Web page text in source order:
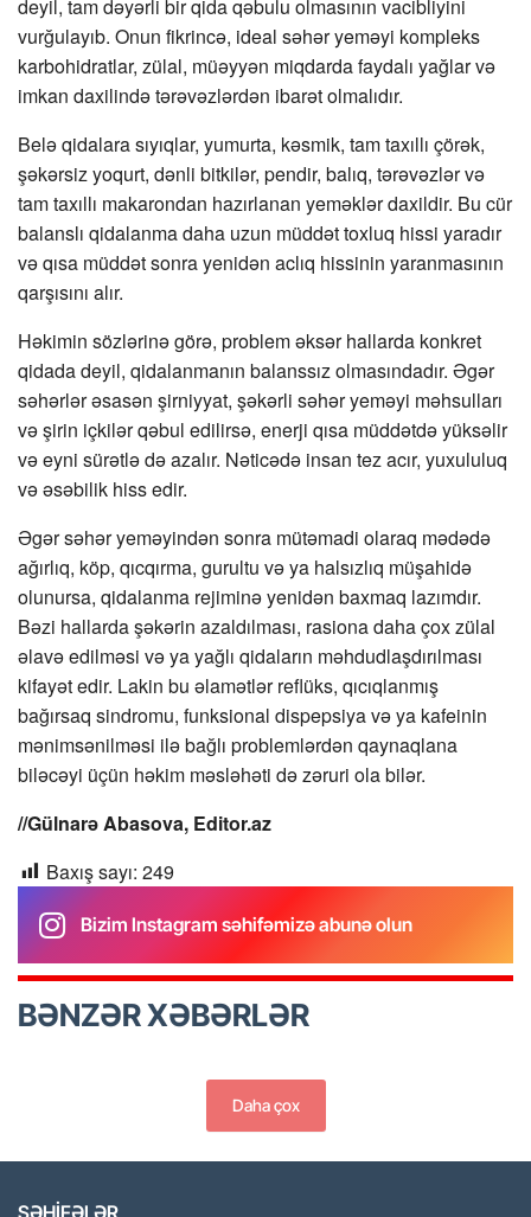
deyil, tam dəyərli bir qida qəbulu olmasının vacibliyini
vurğulayıb. Onun fikrincə, ideal səhər yeməyi kompleks
karbohidratlar, zülal, müəyyən miqdarda faydalı yağlar və
imkan daxilində tərəvəzlərdən ibarət olmalıdır.
Belə qidalara sıyıqlar, yumurta, kəsmik, tam taxıllı çörək,
şəkərsiz yoqurt, dənli bitkilər, pendir, balıq, tərəvəzlər və
tam taxıllı makarondan hazırlanan yeməklər daxildir. Bu cür
balanslı qidalanma daha uzun müddət toxluq hissi yaradır
və qısa müddət sonra yenidən aclıq hissinin yaranmasının
qarşısını alır.
Həkimin sözlərinə görə, problem əksər hallarda konkret
qidada deyil, qidalanmanın balanssız olmasındadır. Əgər
səhərlər əsasən şirniyyat, şəkərli səhər yeməyi məhsulları
və şirin içkilər qəbul edilirsə, enerji qısa müddətdə yüksəlir
və eyni sürətlə də azalır. Nəticədə insan tez acır, yuxululuq
və əsəbilik hiss edir.
Əgər səhər yeməyindən sonra mütəmadi olaraq mədədə
ağırlıq, köp, qıcqırma, gurultu və ya halsızlıq müşahidə
olunursa, qidalanma rejiminə yenidən baxmaq lazımdır.
Bəzi hallarda şəkərin azaldılması, rasiona daha çox zülal
əlavə edilməsi və ya yağlı qidaların məhdudlaşdırılması
kifayət edir. Lakin bu əlamətlər reflüks, qıcıqlanmış
bağırsaq sindromu, funksional dispepsiya və ya kafeinin
mənimsənilməsi ilə bağlı problemlərdən qaynaqlana
biləcəyi üçün həkim məsləhəti də zəruri ola bilər.
//Gülnarə Abasova, Editor.az
Baxış sayı: 249
Bizim Instagram səhifəmizə abunə olun
BƏNZƏR XƏBƏRLƏR
Daha çox
SƏHİFƏLƏR